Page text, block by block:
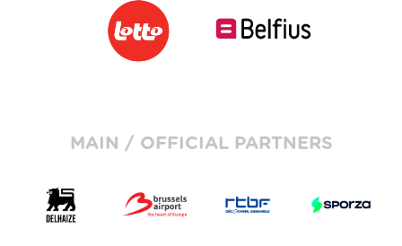
MAIN / OFFICIAL PARTNERS